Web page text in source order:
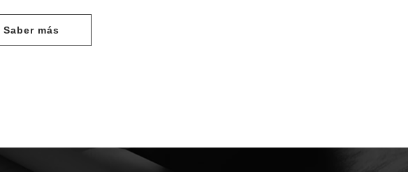
Saber más